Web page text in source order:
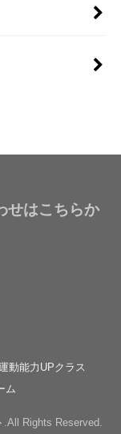
せはこちらか
動能力UPクラス
ム
.All Rights Reserved.